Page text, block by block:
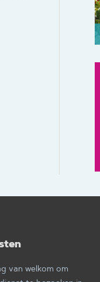
van welkom om